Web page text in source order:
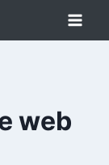
web